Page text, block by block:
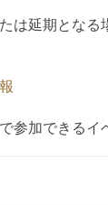
は延期となる
参加できるイ